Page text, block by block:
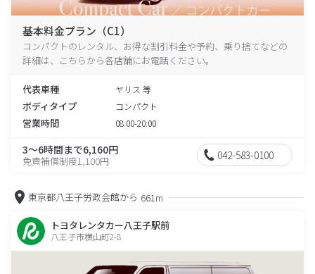
基本料金プラン（C1）
コンパクトのレンタル、お得な割引料金や予約、乗り捨てなどの
詳細は、こちらから各店舗にお電話ください。
代表車種 ヤリス 等
ボディタイプ コンパクト
営業時間 08:00-20:00
3～6時間まで6,160円
免責補償制度1,100円 042-583-0100
東京都八王子労政会館から 661m
トヨタレンタカー八王子駅前
八王子市横山町2-8